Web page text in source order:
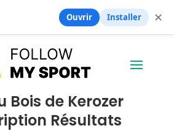
Bois de Kerozer
Résultats
Ouvrir Installer ✕